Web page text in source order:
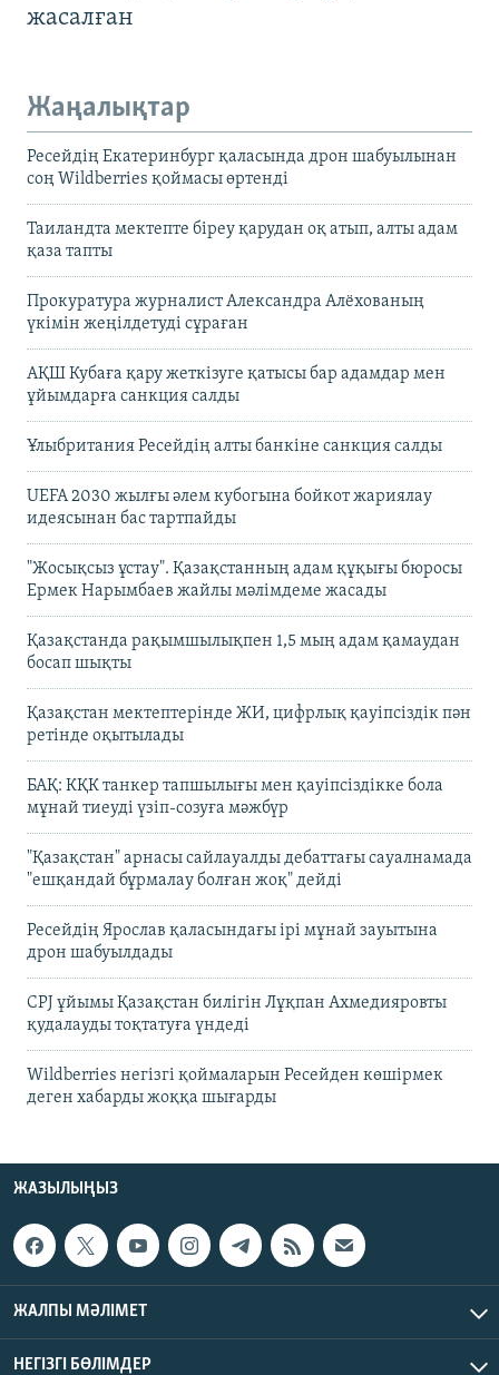
жасалған
Жаңалықтар
Ресейдің Екатеринбург қаласында дрон шабуылынан
соң Wildberries қоймасы өртенді
Таиландта мектепте біреу қарудан оқ атып, алты адам
қаза тапты
Прокуратура журналист Александра Алёхованың
үкімін жеңілдетуді сұраған
АҚШ Кубаға қару жеткізуге қатысы бар адамдар мен
ұйымдарға санкция салды
Ұлыбритания Ресейдің алты банкіне санкция салды
UEFA 2030 жылғы әлем кубогына бойкот жариялау
идеясынан бас тартпайды
"Жосықсыз ұстау". Қазақстанның адам құқығы бюросы
Ермек Нарымбаев жайлы мәлімдеме жасады
Қазақстанда рақымшылықпен 1,5 мың адам қамаудан
босап шықты
Қазақстан мектептерінде ЖИ, цифрлық қауіпсіздік пән
ретінде оқытылады
БАҚ: КҚК танкер тапшылығы мен қауіпсіздікке бола
мұнай тиеуді үзіп-созуға мәжбүр
"Қазақстан" арнасы сайлауалды дебаттағы сауалнамада
"ешқандай бұрмалау болған жоқ" дейді
Ресейдің Ярослав қаласындағы ірі мұнай зауытына
дрон шабуылдады
CPJ ұйымы Қазақстан билігін Лұқпан Ахмедияровты
қудалауды тоқтатуға үндеді
Wildberries негізгі қоймаларын Ресейден көшірмек
деген хабарды жоққа шығарды
ЖАЗЫЛЫҢЫЗ
ЖАЛПЫ МӘЛІМЕТ
НЕГІЗГІ БӨЛІМДЕР